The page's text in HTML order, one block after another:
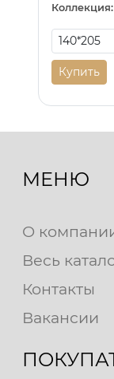
Коллекция:
Купить
МЕНЮ
О
Весь
Контакты
Вакансии